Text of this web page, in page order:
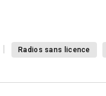
Radios sans licence